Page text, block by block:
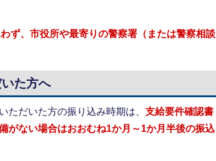
ず、市役所や最寄りの警察署（または警察相談
た方へ
ただいた方の振り込み時期は、 支給要件確認書
がない場合はおおむね1か月～1か月半後の振込